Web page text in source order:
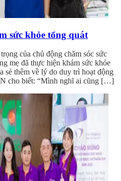
sức khỏe tổng quát
của chủ động chăm sóc sức
mẹ đã thực hiện khám sức khỏe
sẻ thêm về lý do duy trì hoạt động
cho biết: “Mình nghĩ ai cũng […]